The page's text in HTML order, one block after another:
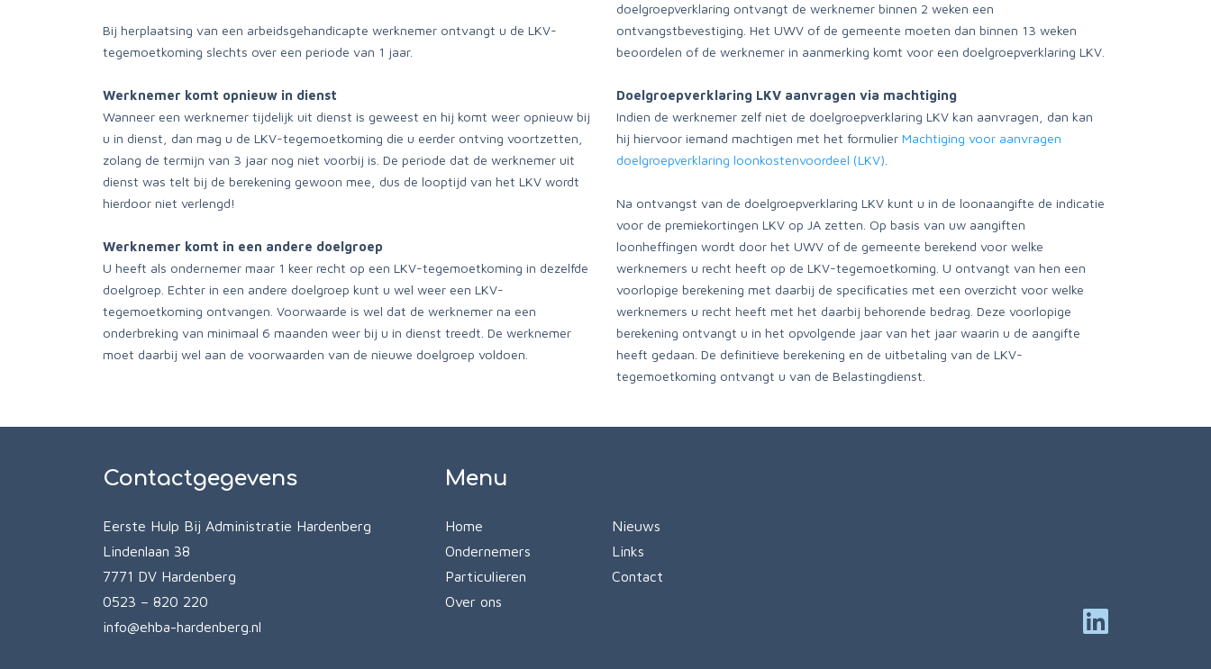
Bij herplaatsing van een arbeidsgehandicapte werknemer ontvangt u de LKV-
tegemoetkoming slechts over een periode van 1 jaar.
Werknemer komt opnieuw in dienst
Wanneer een werknemer tijdelijk uit dienst is geweest en hij komt weer opnieuw bij
u in dienst, dan mag u de LKV-tegemoetkoming die u eerder ontving voortzetten,
zolang de termijn van 3 jaar nog niet voorbij is. De periode dat de werknemer uit
dienst was telt bij de berekening gewoon mee, dus de looptijd van het LKV wordt
hierdoor niet verlengd!
Werknemer komt in een andere doelgroep
U heeft als ondernemer maar 1 keer recht op een LKV-tegemoetkoming in dezelfde
doelgroep. Echter in een andere doelgroep kunt u wel weer een LKV-
tegemoetkoming ontvangen. Voorwaarde is wel dat de werknemer na een
onderbreking van minimaal 6 maanden weer bij u in dienst treedt. De werknemer
moet daarbij wel aan de voorwaarden van de nieuwe doelgroep voldoen.
doelgroepverklaring ontvangt de werknemer binnen 2 weken een
ontvangstbevestiging. Het UWV of de gemeente moeten dan binnen 13 weken
beoordelen of de werknemer in aanmerking komt voor een doelgroepverklaring LKV.
Doelgroepverklaring LKV aanvragen via machtiging
Indien de werknemer zelf niet de doelgroepverklaring LKV kan aanvragen, dan kan
hij hiervoor iemand machtigen met het formulier Machtiging voor aanvragen
doelgroepverklaring loonkostenvoordeel (LKV)
Na ontvangst van de doelgroepverklaring LKV kunt u in de loonaangifte de indicatie
voor de premiekortingen LKV op JA zetten. Op basis van uw aangiften
loonheffingen wordt door het UWV of de gemeente berekend voor welke
werknemers u recht heeft op de LKV-tegemoetkoming. U ontvangt van hen een
voorlopige berekening met daarbij de specificaties met een overzicht voor welke
werknemers u recht heeft met het daarbij behorende bedrag. Deze voorlopige
berekening ontvangt u in het opvolgende jaar van het jaar waarin u de aangifte
heeft gedaan. De definitieve berekening en de uitbetaling van de LKV-
tegemoetkoming ontvangt u van de Belastingdienst.
Contactgegevens
Eerste Hulp Bij Administratie Hardenberg
Lindenlaan 38
7771 DV Hardenberg
0523 – 820 220
info@ehba-hardenberg.nl
Menu
Home
Ondernemers
Particulieren
Over ons
Nieuws
Links
Contact